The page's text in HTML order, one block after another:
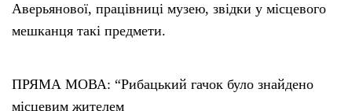
Редакційна політика
Аверьянової, працівниці музею, звідки у місцевого
мешканця такі предмети.
ПРЯМА МОВА: “Рибацький гачок було знайдено
місцевим жителем